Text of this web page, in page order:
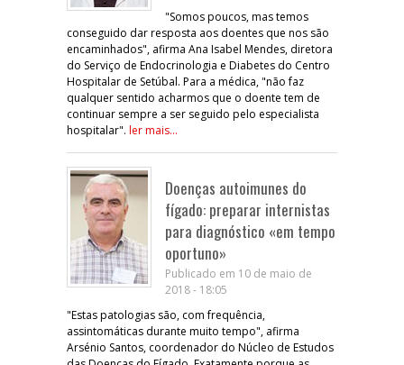
"Somos poucos, mas temos
conseguido dar resposta aos doentes que nos são
encaminhados", afirma Ana Isabel Mendes, diretora
do Serviço de Endocrinologia e Diabetes do Centro
Hospitalar de Setúbal. Para a médica, "não faz
qualquer sentido acharmos que o doente tem de
continuar sempre a ser seguido pelo especialista
hospitalar". ler mais...
Doenças autoimunes do
fígado: preparar internistas
para diagnóstico «em tempo
oportuno»
Publicado em 10 de maio de
2018 - 18:05
"Estas patologias são, com frequência,
assintomáticas durante muito tempo", afirma
Arsénio Santos, coordenador do Núcleo de Estudos